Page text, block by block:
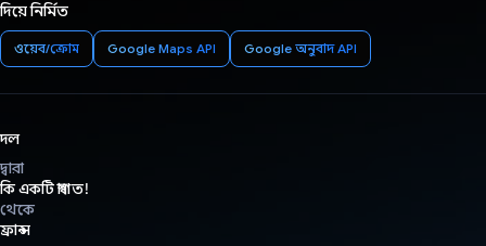
দিয়ে নির্মিত
ওয়েব/ক্রোম Google Maps API Google অনুবাদ API
দল
দ্বারা
কি একটি স্বাগত!
থেকে
ফ্রান্স